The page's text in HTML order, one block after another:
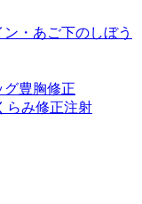
・あご下のしぼう
グ豊胸修正
らみ修正注射